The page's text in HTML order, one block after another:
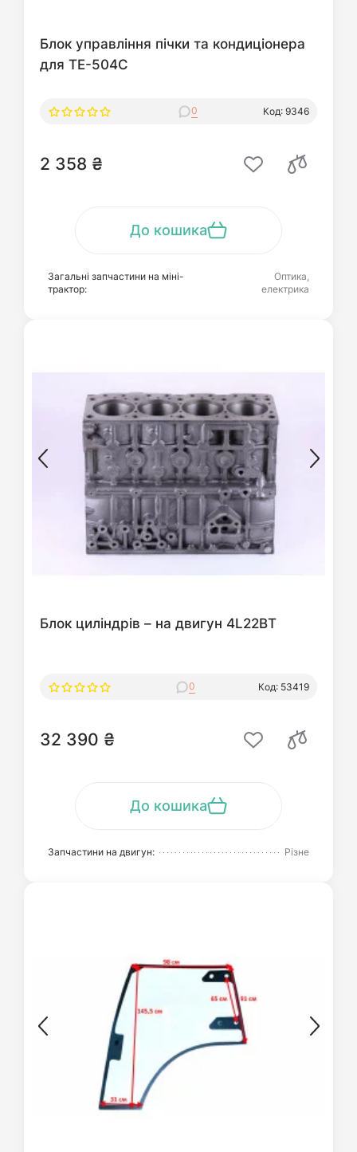
Блок управління пічки та кондиціонера
для TE-504С
0 Код: 9346
2 358 ₴
До кошика
Загальні запчастини на міні-
трактор:
Оптика,
електрика
Блок циліндрів – на двигун 4L22BT
0 Код: 53419
32 390 ₴
До кошика
Запчастини на двигун: Різне